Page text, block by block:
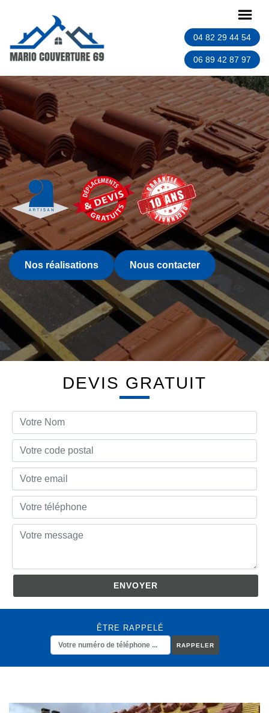
04 82 29 44 54
06 89 42 87 97
Nos réalisations Nous contacter
DEVIS GRATUIT
ÊTRE RAPPELÉ